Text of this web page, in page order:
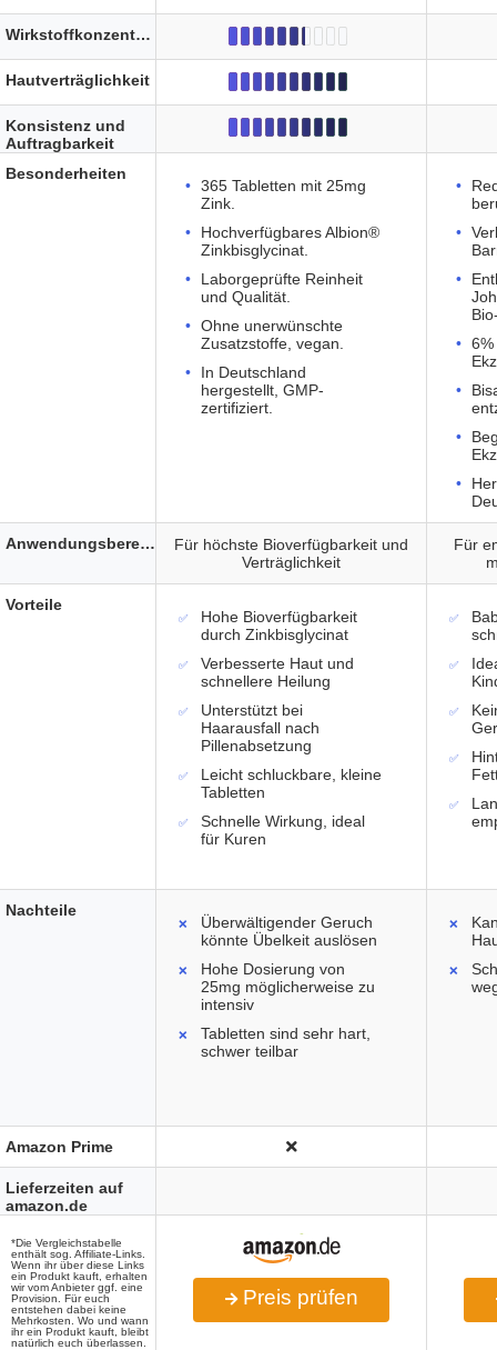
365 Tabletten mit 25mg
Zink.
Hochverfügbares Albion®
Zinkbisglycinat.
Laborgeprüfte Reinheit
und Qualität.
Ohne unerwünschte
Zusatzstoffe, vegan.
In Deutschland
hergestellt, GMP-
zertifiziert.
Für höchste Bioverfügbarkeit und
Verträglichkeit
Für
Hohe Bioverfügbarkeit
durch Zinkbisglycinat
Verbesserte Haut und
schnellere Heilung
Unterstützt bei
Haarausfall nach
Pillenabsetzung
Leicht schluckbare, kleine
Tabletten
Schnelle Wirkung, ideal
für Kuren
Überwältigender Geruch
könnte Übelkeit auslösen
Hohe Dosierung von
25mg möglicherweise zu
intensiv
Tabletten sind sehr hart,
schwer teilbar
Preis prüfen
Wirkstoffkonzentration
Hautverträglichkeit
Konsistenz und
Auftragbarkeit
Besonderheiten
Anwendungsbereich
Vorteile
Nachteile
Amazon Prime
Lieferzeiten auf
amazon.de
*Die Vergleichstabelle
enthält sog. Affiliate-Links.
Wenn ihr über diese Links
ein Produkt kauft, erhalten
wir vom Anbieter ggf. eine
Provision. Für euch
entstehen dabei keine
Mehrkosten. Wo und wann
ihr ein Produkt kauft, bleibt
natürlich euch überlassen.